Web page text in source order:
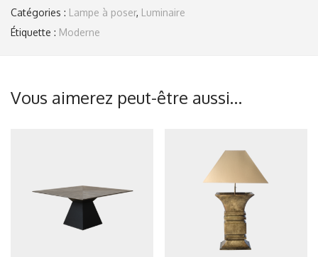
Catégories : Lampe à poser, Luminaire
Étiquette : Moderne
Vous aimerez peut-être aussi…